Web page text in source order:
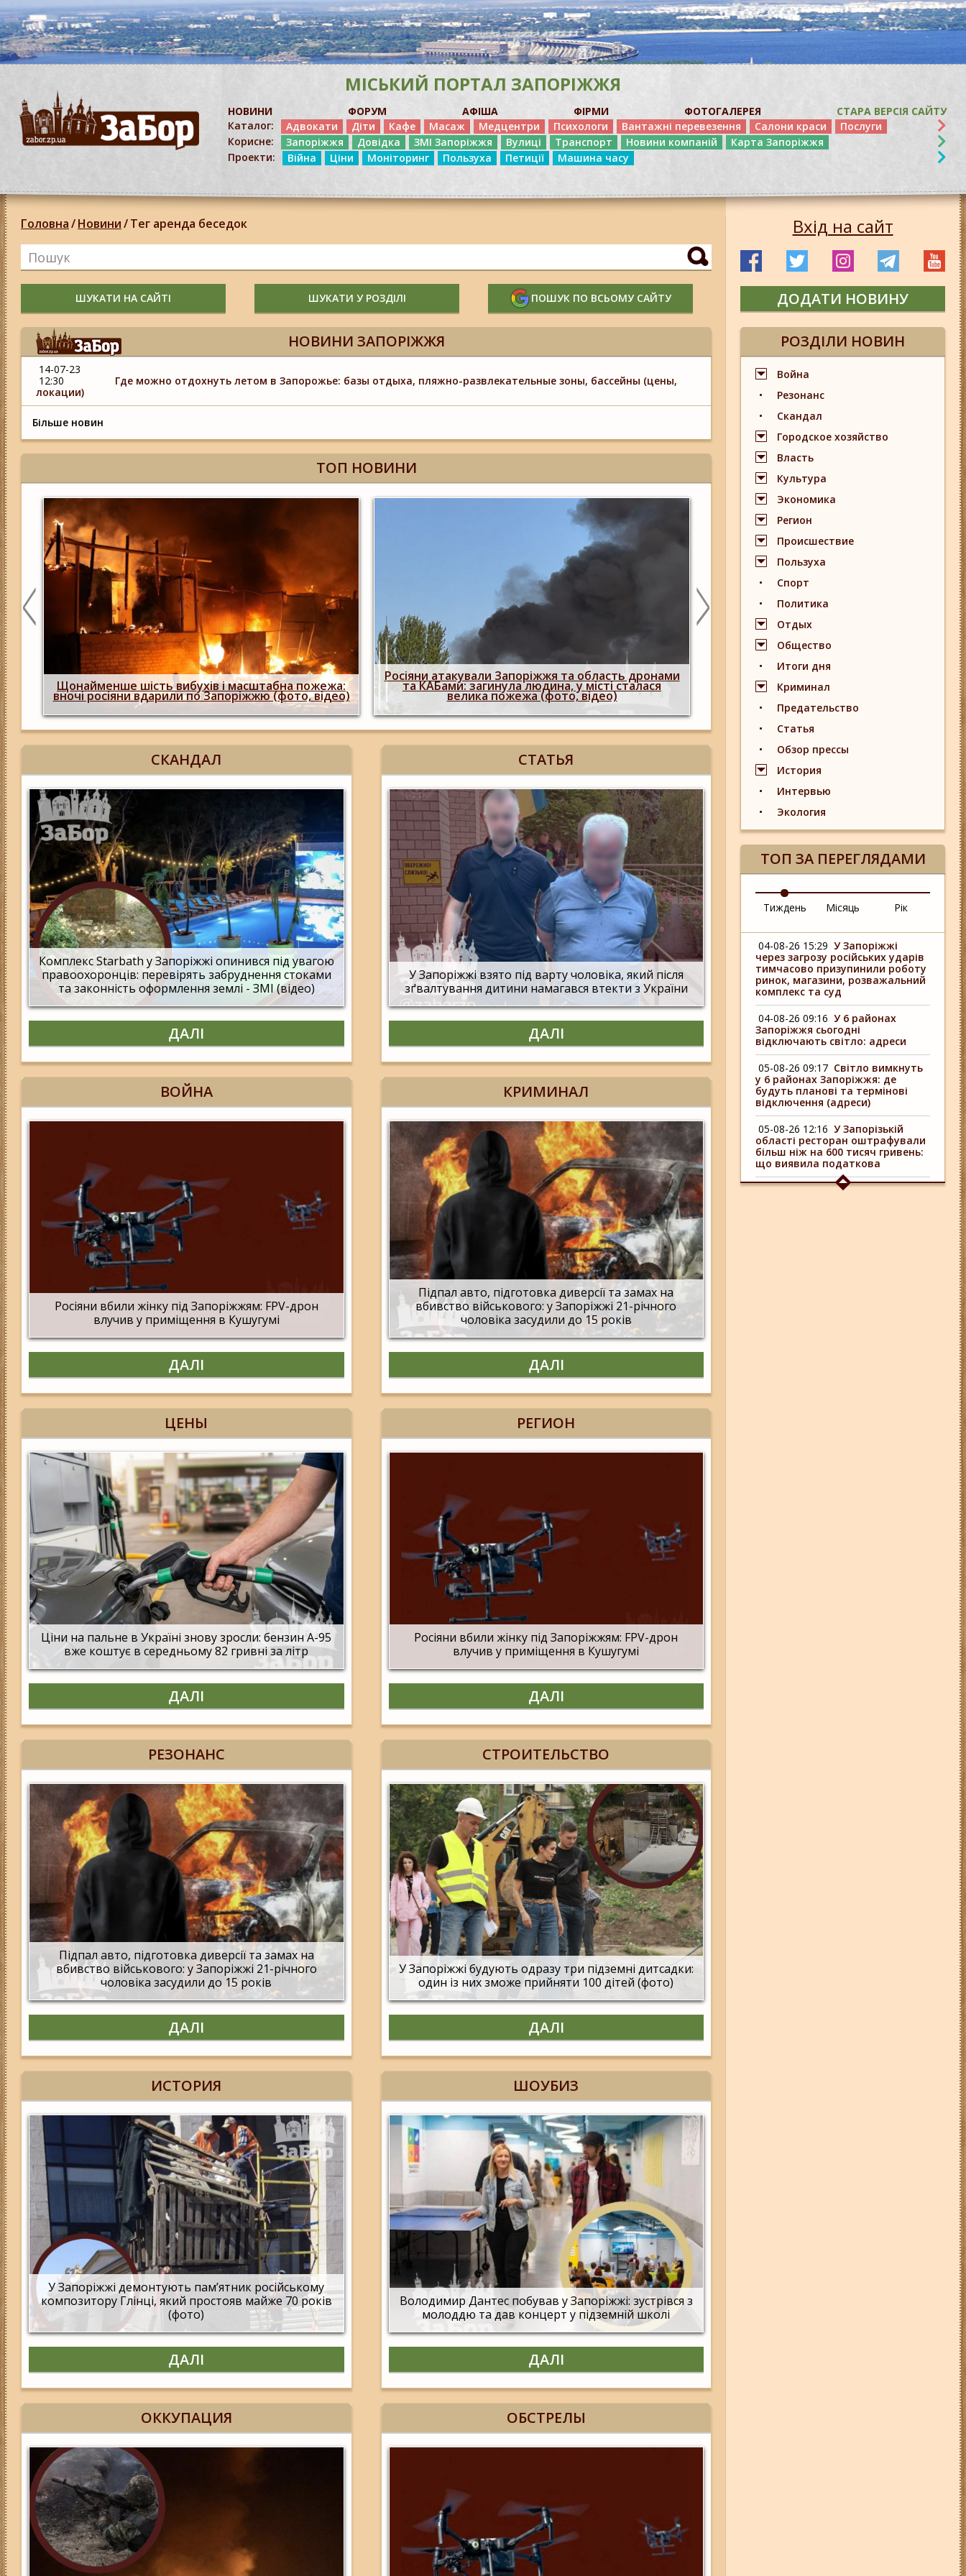
МІСЬКИЙ ПОРТАЛ ЗАПОРІЖЖЯ
НОВИНИ ФОРУМ АФІША ФІРМИ ФОТОГАЛЕРЕЯ
СТАРА ВЕРСІЯ САЙТУ
Каталог:
Адвокати Діти Кафе Масаж Медцентри Психологи Вантажні перевезення Салони краси
Послуги
Корисне:
Запоріжжя Довідка ЗМІ Запоріжжя Вулиці Транспорт Новини компаній
Карта Запоріжжя
Проекти:
Війна Ціни Моніторинг Пользуха Петиції Машина часу
Головна/Новини/Тег аренда беседок
ШУКАТИ НА САЙТІ ШУКАТИ У РОЗДІЛІ ПОШУК ПО ВСЬОМУ САЙТУ
НОВИНИ ЗАПОРІЖЖЯ
14-07-23
12:30
Где можно отдохнуть летом в Запорожье: базы отдыха, пляжно-развлекательные зоны, бассейны (цены,
локации)
Більше новин
ТОП НОВИНИ
Щонайменше шість вибухів і масштабна пожежа:
вночі росіяни вдарили по Запоріжжю (фото, відео)
Росіяни атакували Запоріжжя та область дронами
та КАБами: загинула людина, у місті сталася
велика пожежа (фото, відео)
Росіяни двічі атакували Запоріжжя
вдарили по АЗС та пошкодили
на Пісках (фото, відео)
СКАНДАЛ
Комплекс Starbath у Запоріжжі опинився під увагою
правоохоронців: перевірять забруднення стоками
та законність оформлення землі - ЗМІ (відео)
ДАЛІ
СТАТЬЯ
У Запоріжжі взято під варту чоловіка, який після
зґвалтування дитини намагався втекти з України
ДАЛІ
ВОЙНА
Росіяни вбили жінку під Запоріжжям: FPV-дрон
влучив у приміщення в Кушугумі
ДАЛІ
КРИМИНАЛ
Підпал авто, підготовка диверсії та замах на
вбивство військового: у Запоріжжі 21-річного
чоловіка засудили до 15 років
ДАЛІ
ЦЕНЫ
Ціни на пальне в Україні знову зросли: бензин А-95
вже коштує в середньому 82 гривні за літр
ДАЛІ
РЕГИОН
Росіяни вбили жінку під Запоріжжям: FPV-дрон
влучив у приміщення в Кушугумі
ДАЛІ
РЕЗОНАНС
Підпал авто, підготовка диверсії та замах на
вбивство військового: у Запоріжжі 21-річного
чоловіка засудили до 15 років
ДАЛІ
СТРОИТЕЛЬСТВО
У Запоріжжі будують одразу три підземні дитсадки:
один із них зможе прийняти 100 дітей (фото)
ДАЛІ
ИСТОРИЯ
У Запоріжжі демонтують памʼятник російському
композитору Глінці, який простояв майже 70 років
(фото)
ДАЛІ
ШОУБИЗ
Володимир Дантес побував у Запоріжжі: зустрівся з
молоддю та дав концерт у підземній школі
ДАЛІ
ОККУПАЦИЯ ОБСТРЕЛЫ
Вхід на сайт
ДОДАТИ НОВИНУ
РОЗДІЛИ НОВИН
Война
Резонанс
Скандал
Городское хозяйство
Власть
Культура
Экономика
Регион
Происшествие
Пользуха
Спорт
Политика
Отдых
Общество
Итоги дня
Криминал
Предательство
Статья
Обзор прессы
История
Интервью
Экология
ТОП ЗА ПЕРЕГЛЯДАМИ
Тиждень Місяць Рік
04-08-26 15:29 У Запоріжжі
через загрозу російських ударів
тимчасово призупинили роботу
ринок, магазини, розважальний
комплекс та суд
04-08-26 09:16 У 6 районах
Запоріжжя сьогодні
відключають світло: адреси
05-08-26 09:17 Світло вимкнуть
у 6 районах Запоріжжя: де
будуть планові та термінові
відключення (адреси)
05-08-26 12:16 У Запорізькій
області ресторан оштрафували
більш ніж на 600 тисяч гривень:
що виявила податкова
04-08-26 11:14 Що зміниться для